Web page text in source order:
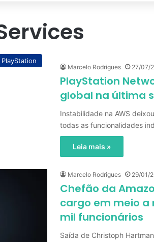
PlayStation
Marcelo Rodrigues 27/07/
PlayStation
global na última
Instabilidade na AWS
todas as funcionalidades
Leia mais »
Marcelo Rodrigues 29/01/
Chefão da
cargo em meio a
mil funcionários
Saída de Christoph